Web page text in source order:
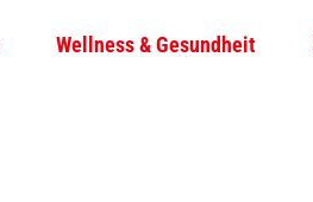
Wellness & Gesundheit